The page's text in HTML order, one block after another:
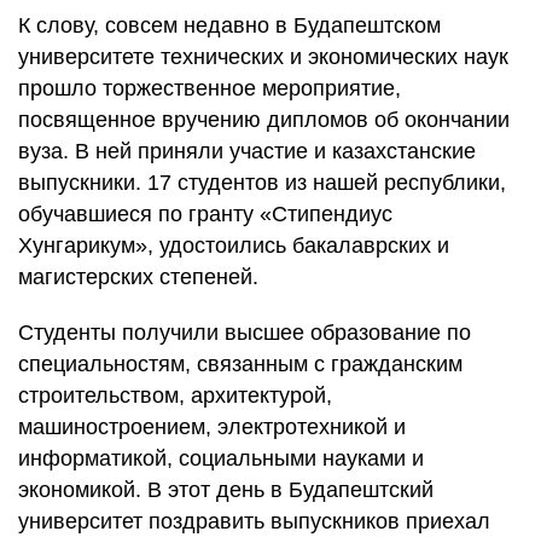
К слову, совсем недавно в Будапештском
университете технических и экономических наук
прошло торжественное мероприятие,
посвященное вручению дипломов об окончании
вуза. В ней приняли участие и казахстанские
выпускники. 17 студентов из нашей республики,
обучавшиеся по гранту «Стипендиус
Хунгарикум», удостоились бакалаврских и
магистерских степеней.
Студенты получили высшее образование по
специальностям, связанным с гражданским
строительством, архитектурой,
машиностроением, электротехникой и
информатикой, социальными науками и
экономикой. В этот день в Будапештский
университет поздравить выпускников приехал